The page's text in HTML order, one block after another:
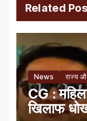
Related
News राज्य
CG :
खिलाफ